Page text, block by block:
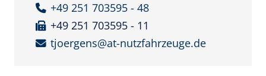
+49 251 703595 - 48
+49 251 703595 - 11
tjoergens@at-nutzfahrzeuge.de